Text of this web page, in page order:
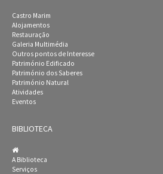
Castro Marim
Alojamentos
Restauração
Galeria Multimédia
Outros pontos de Interesse
Património Edificado
Património dos Saberes
Património Natural
Atividades
Eventos
BIBLIOTECA
A Biblioteca
Serviços